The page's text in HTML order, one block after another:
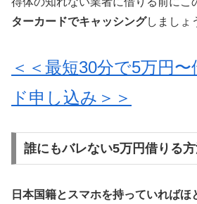
ターカードでキャッシングしましょ
＜＜最短30分で5万円
ド申し込み＞＞
誰にもバレない5万円借りる
日本国籍とスマホを持っていればほ